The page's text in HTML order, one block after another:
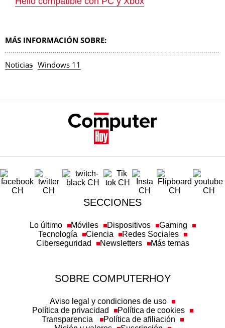
MÁS INFORMACIÓN SOBRE:
Noticias Windows 11
SECCIONES
Tecnología
Ciencia
Redes Sociales
Ciberseguridad
Newsletters Más temas
Política de privacidad
Política de cookies
Transparencia
Política de afiliación
Misión y valores
Suscripción